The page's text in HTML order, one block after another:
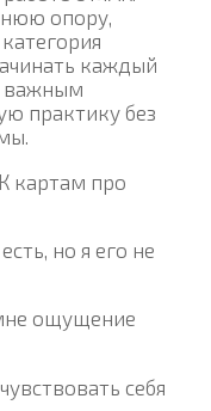
опору,
каждый
важным
практику без
картам про
но я его не
ощущение
себя